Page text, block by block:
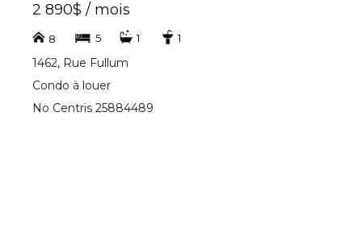
2 890$ / mois
8 5 1 1
1462, Rue Fullum
Condo à louer
No Centris 25884489